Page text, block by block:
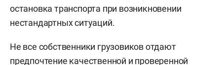
остановка транспорта при возникновении
нестандартных ситуаций.
Не все собственники грузовиков отдают
предпочтение качественной и проверенной